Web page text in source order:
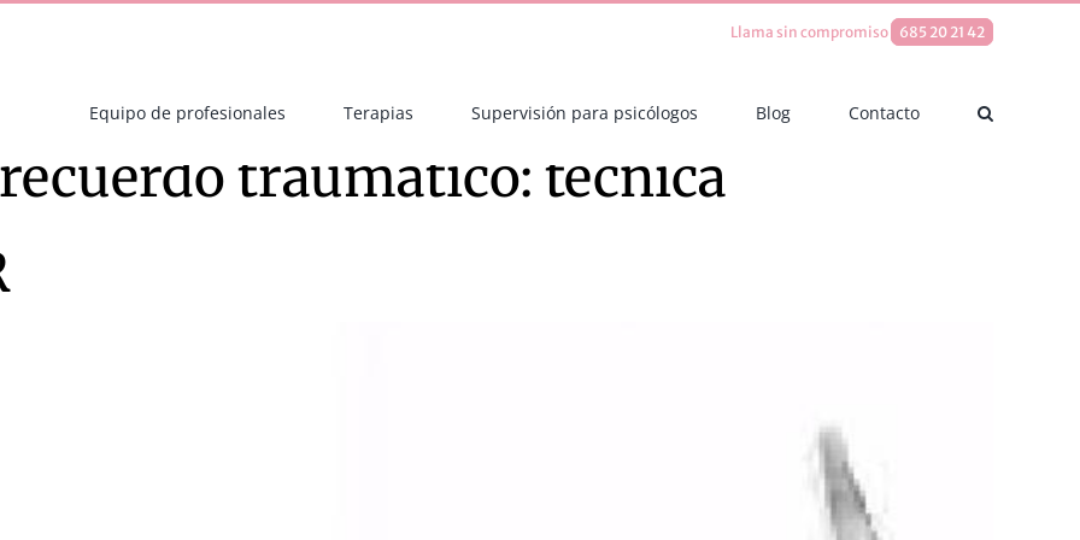
Llama sin compromiso 685 20 21 42
Equipo de profesionales Terapias Supervisión para psicólogos Blog Contacto
traumático: técnica